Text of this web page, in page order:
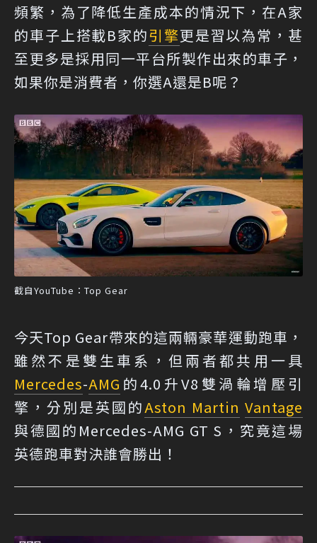
頻繁，為了降低生產成本的情況下，在A家
的車子上搭載B家的引擎更是習以為常，甚
至更多是採用同一平台所製作出來的車子，
如果你是消費者，你選A還是B呢？
截自YouTube：Top Gear
今天Top Gear帶來的這兩輛豪華運動跑車，
雖然不是雙生車系，但兩者都共用一具
Mercedes-AMG 的4.0升V8雙渦輪增壓引
擎，分別是英國的Aston Martin Vantage
與德國的Mercedes-AMG GT S，究竟這場
英德跑車對決誰會勝出！